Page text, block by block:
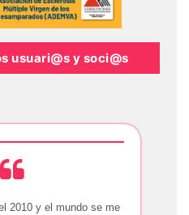
usuari@s y soci@s
2010 y el mundo se me